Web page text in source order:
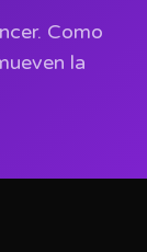
Como
la